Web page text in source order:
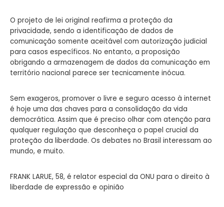
O projeto de lei original reafirma a proteção da
privacidade, sendo a identificação de dados de
comunicação somente aceitável com autorização judicial
para casos específicos. No entanto, a proposição
obrigando a armazenagem de dados da comunicação em
território nacional parece ser tecnicamente inócua.
Sem exageros, promover o livre e seguro acesso à internet
é hoje uma das chaves para a consolidação da vida
democrática. Assim que é preciso olhar com atenção para
qualquer regulação que desconheça o papel crucial da
proteção da liberdade. Os debates no Brasil interessam ao
mundo, e muito.
FRANK LARUE, 58, é relator especial da ONU para o direito à
liberdade de expressão e opinião